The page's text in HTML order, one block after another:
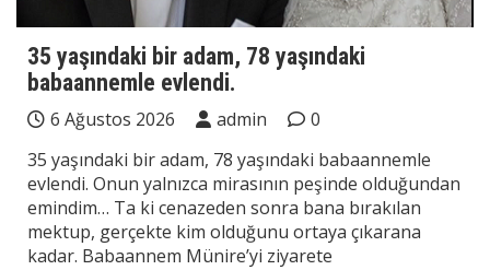
35 yaşındaki bir adam, 78 yaşındaki
babaannemle evlendi.
6 Ağustos 2026 admin
0
35 yaşındaki bir adam, 78 yaşındaki babaannemle
evlendi. Onun yalnızca mirasının peşinde olduğundan
emindim… Ta ki cenazeden sonra bana bırakılan
mektup, gerçekte kim olduğunu ortaya çıkarana
kadar. Babaannem Münire’yi ziyarete